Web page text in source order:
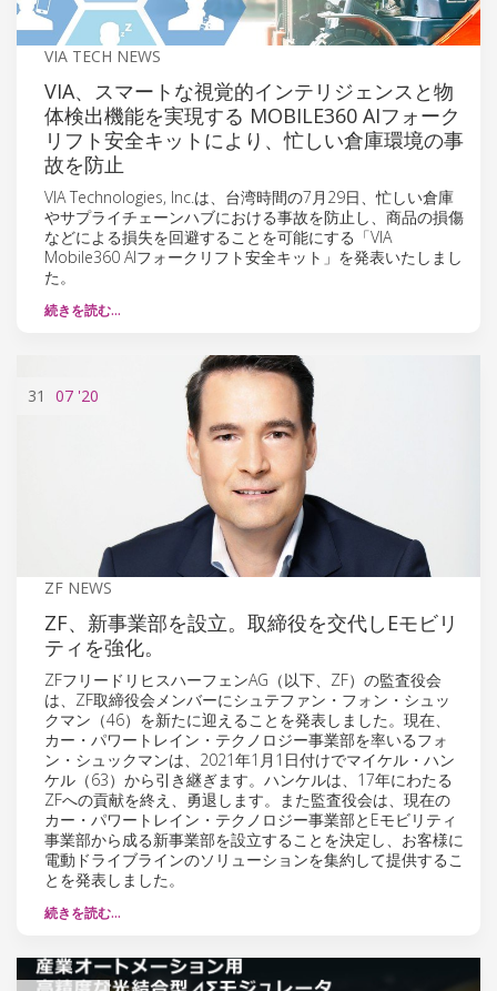
VIA TECH NEWS
VIA、スマートな視覚的インテリジェンスと物
体検出機能を実現する MOBILE360 AIフォーク
リフト安全キットにより、忙しい倉庫環境の事
故を防止
VIA Technologies, Inc.は、台湾時間の7月29日、忙しい倉庫
やサプライチェーンハブにおける事故を防止し、商品の損傷
などによる損失を回避することを可能にする「VIA
Mobile360 AIフォークリフト安全キット」を発表いたしまし
た。
続きを読む…
31 07 '20
ZF NEWS
ZF、新事業部を設立。取締役を交代しEモビリ
ティを強化。
ZFフリードリヒスハーフェンAG（以下、ZF）の監査役会
は、ZF取締役会メンバーにシュテファン・フォン・シュッ
クマン（46）を新たに迎えることを発表しました。現在、
カー・パワートレイン・テクノロジー事業部を率いるフォ
ン・シュックマンは、2021年1月1日付けでマイケル・ハン
ケル（63）から引き継ぎます。ハンケルは、17年にわたる
ZFへの貢献を終え、勇退します。また監査役会は、現在の
カー・パワートレイン・テクノロジー事業部とEモビリティ
事業部から成る新事業部を設立することを決定し、お客様に
電動ドライブラインのソリューションを集約して提供するこ
とを発表しました。
続きを読む…